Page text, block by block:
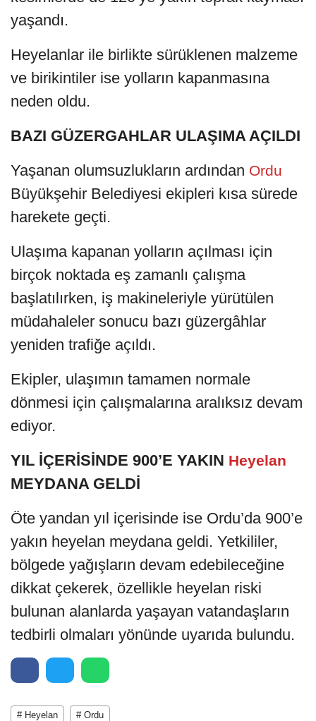
yaşandı.
Heyelanlar ile birlikte sürüklenen malzeme
ve birikintiler ise yolların kapanmasına
neden oldu.
BAZI GÜZERGAHLAR ULAŞIMA AÇILDI
Yaşanan olumsuzlukların ardından Ordu
Büyükşehir Belediyesi ekipleri kısa sürede
harekete geçti.
Ulaşıma kapanan yolların açılması için
birçok noktada eş zamanlı çalışma
başlatılırken, iş makineleriyle yürütülen
müdahaleler sonucu bazı güzergâhlar
yeniden trafiğe açıldı.
Ekipler, ulaşımın tamamen normale
dönmesi için çalışmalarına aralıksız devam
ediyor.
YIL İÇERİSİNDE 900’E YAKIN Heyelan
MEYDANA GELDİ
Öte yandan yıl içerisinde ise Ordu’da 900’e
yakın heyelan meydana geldi. Yetkililer,
bölgede yağışların devam edebileceğine
dikkat çekerek, özellikle heyelan riski
bulunan alanlarda yaşayan vatandaşların
tedbirli olmaları yönünde uyarıda bulundu.
# Heyelan # Ordu